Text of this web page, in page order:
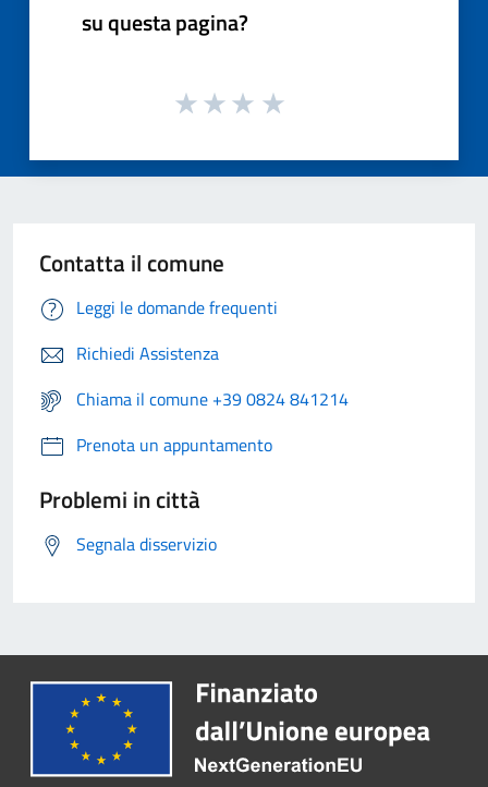
su questa pagina?
Contatta il comune
Leggi le domande frequenti
Richiedi Assistenza
Chiama il comune +39 0824 841214
Prenota un appuntamento
Problemi in città
Segnala disservizio